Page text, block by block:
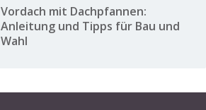
Vordach mit Dachpfannen:
Anleitung und Tipps für Bau und
Wahl